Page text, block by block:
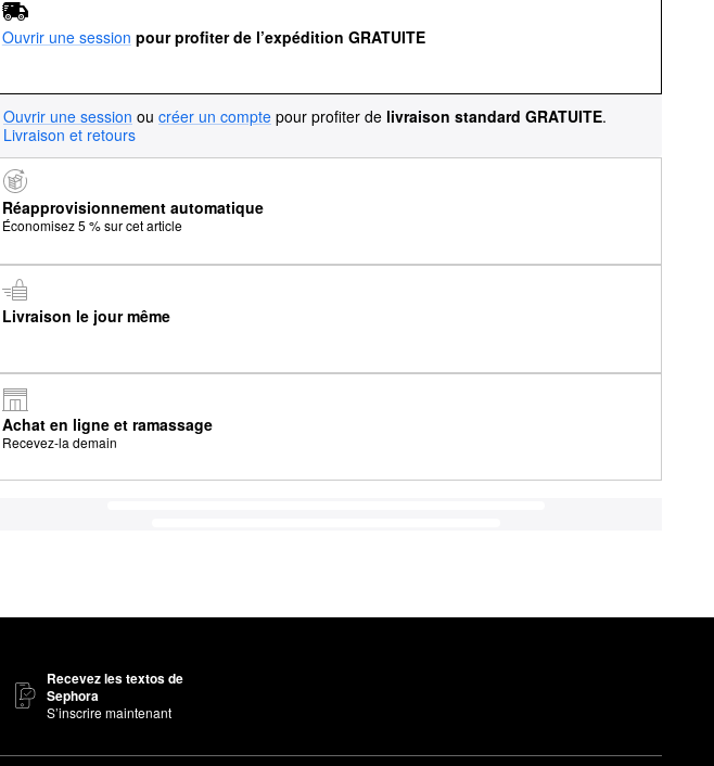
Ouvrir une session pour profiter de l’expédition GRATUITE
Ouvrir une session ou créer un compte pour profiter de livraison standard GRATUITE.
Livraison et retours
Réapprovisionnement automatique
Économisez 5 % sur cet article
Livraison le jour même
Achat en ligne et ramassage
Recevez-la demain
Recevez les textos de
Sephora
S’inscrire maintenant